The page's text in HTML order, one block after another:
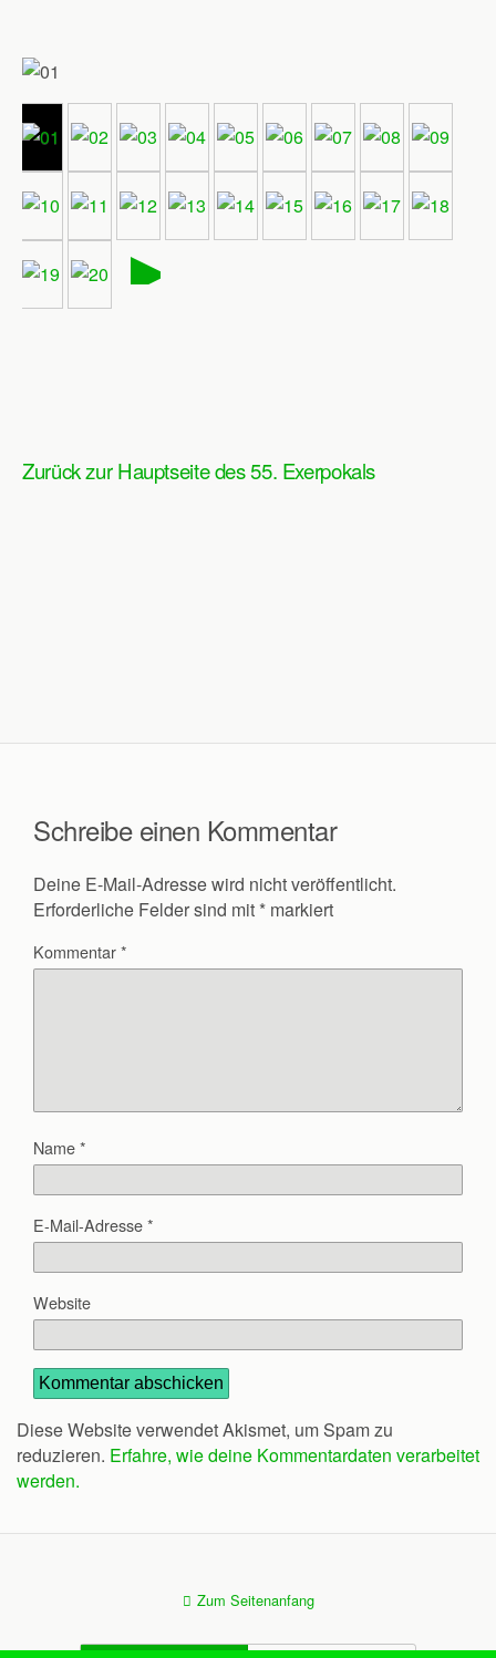
►
Zurück zur Hauptseite des 55. Exerpokals
Schreibe einen Kommentar
Deine E-Mail-Adresse wird nicht veröffentlicht.
Erforderliche Felder sind mit * markiert
Kommentar*
Name*
E-Mail-Adresse*
Website
Diese Website verwendet Akismet, um Spam zu
reduzieren. Erfahre, wie deine Kommentardaten verarbeitet
werden.
Zum Seitenanfang